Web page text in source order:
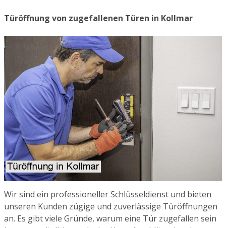
Türöffnung von zugefallenen Türen in Kollmar
Wir sind ein professioneller Schlüsseldienst und bieten
unseren Kunden zügige und zuverlässige Türöffnungen
an. Es gibt viele Gründe, warum eine Tür zugefallen sein